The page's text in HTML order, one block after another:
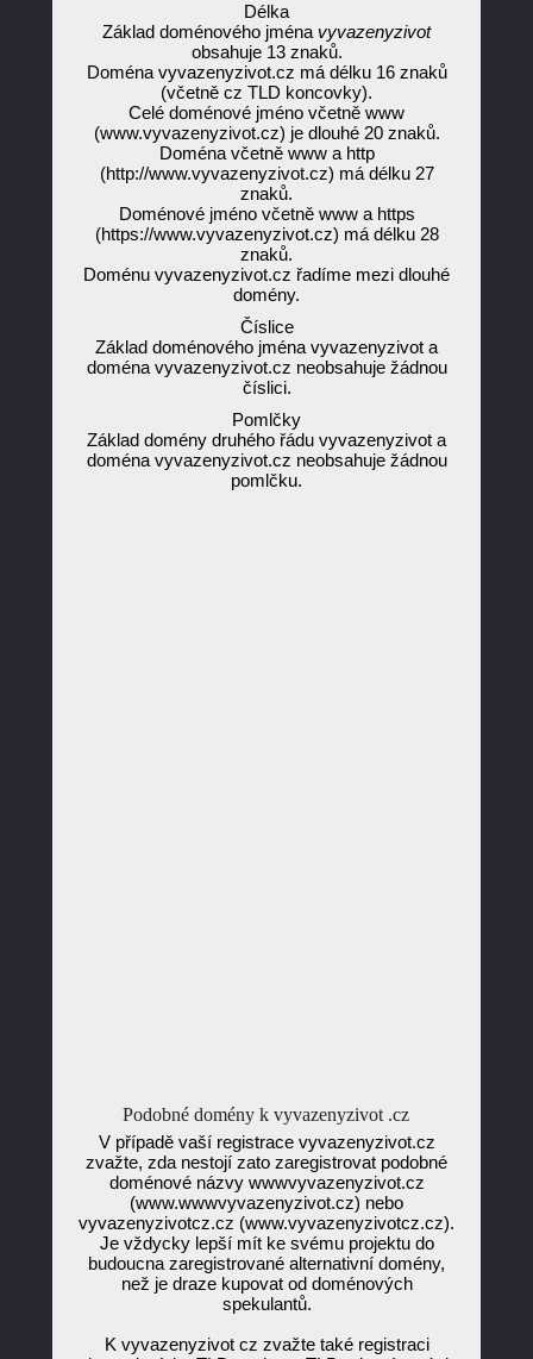
Délka
Základ doménového jména vyvazenyzivot
obsahuje 13 znaků.
Doména vyvazenyzivot.cz má délku 16 znaků
(včetně cz TLD koncovky).
Celé doménové jméno včetně www
(www.vyvazenyzivot.cz) je dlouhé 20 znaků.
Doména včetně www a http
(http://www.vyvazenyzivot.cz) má délku 27
znaků.
Doménové jméno včetně www a https
(https://www.vyvazenyzivot.cz) má délku 28
znaků.
Doménu vyvazenyzivot.cz řadíme mezi dlouhé
domény.
Číslice
Základ doménového jména vyvazenyzivot a
doména vyvazenyzivot.cz neobsahuje žádnou
číslici.
Pomlčky
Základ domény druhého řádu vyvazenyzivot a
doména vyvazenyzivot.cz neobsahuje žádnou
pomlčku.
Podobné domény k vyvazenyzivot .cz
V případě vaší registrace vyvazenyzivot.cz
zvažte, zda nestojí zato zaregistrovat podobné
doménové názvy wwwvyvazenyzivot.cz
(www.wwwvyvazenyzivot.cz) nebo
vyvazenyzivotcz.cz (www.vyvazenyzivotcz.cz).
Je vždycky lepší mít ke svému projektu do
budoucna zaregistrované alternativní domény,
než je draze kupovat od doménových
spekulantů.
K vyvazenyzivot cz zvažte také registraci